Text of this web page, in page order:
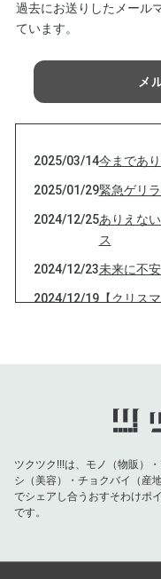
過去にお送りしたメール
ています。
メ
2025/03/14今まであ
2025/01/29緊急ゲリ
2024/12/25ありえな
ス
2024/12/23未来に不
2024/12/19【クリス
【満月無
ートバー
2024/11/14【お知ら
会・天賦
ン）
2024/10/3111月１日
ツクツク!!!は、モノ（物販）
シ（美容）・チョクバイ（産
でシェアし合うおすそわけポ
です。